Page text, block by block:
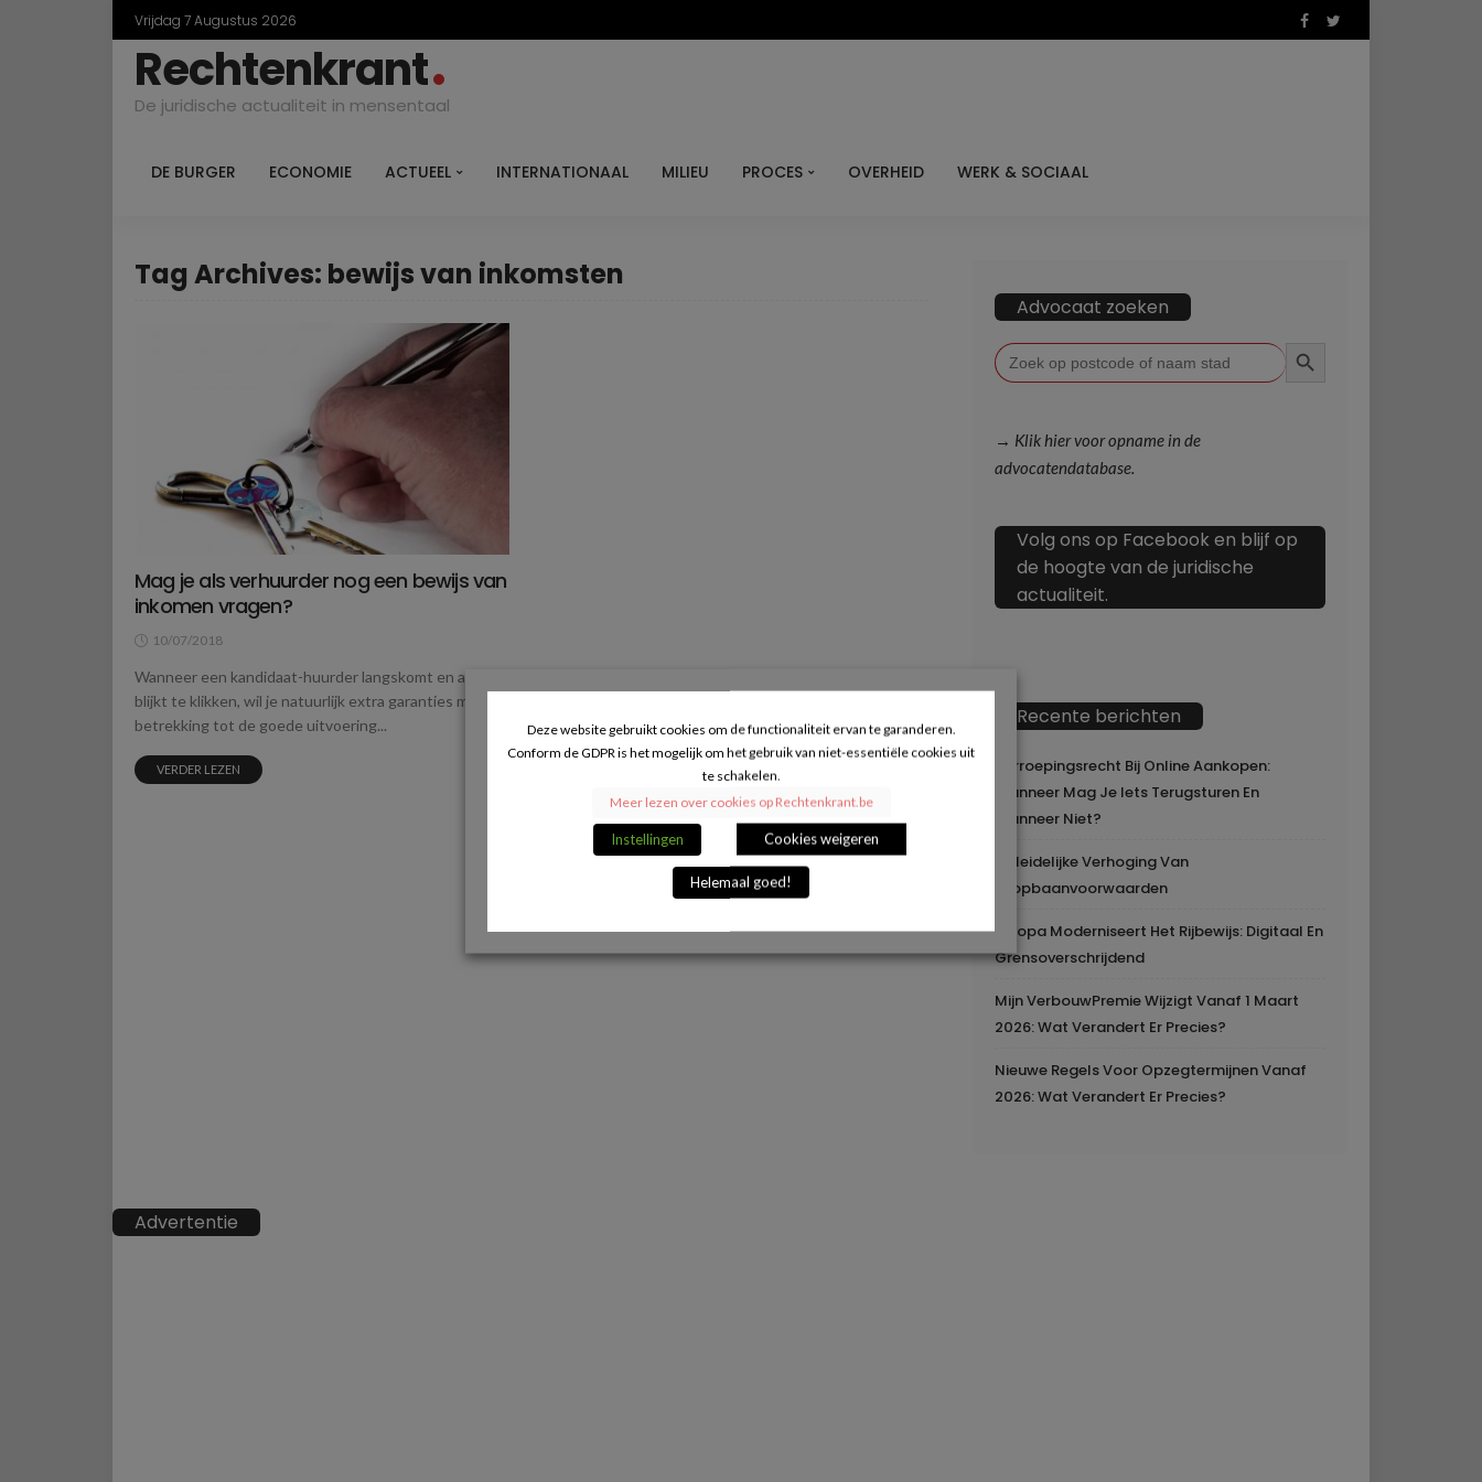
Vrijdag 7 Augustus 2026
Rechtenkrant
De juridische actualiteit in mensentaal
DE BURGER ECONOMIE ACTUEEL INTERNATIONAAL MILIEU PROCES OVERHEID WERK & SOCIAAL
Tag Archives: bewijs van inkomsten
Mag je als verhuurder nog een bewijs van
inkomen vragen?
10/07/2018
Wanneer een kandidaat-huurder langskomt en alles
blijkt te klikken, wil je natuurlijk extra garanties met
betrekking tot de goede uitvoering...
VERDER LEZEN
Advocaat zoeken
Zoek
naar:
→ Klik hier voor opname in de
advocatendatabase.
Volg ons op Facebook en blijf op
de hoogte van de juridische
actualiteit.
Recente berichten
Herroepingsrecht Bij Online Aankopen:
Wanneer Mag Je Iets Terugsturen En
Wanneer Niet?
Geleidelijke Verhoging Van
Loopbaanvoorwaarden
Europa Moderniseert Het Rijbewijs: Digitaal En
Grensoverschrijdend
Mijn VerbouwPremie Wijzigt Vanaf 1 Maart
2026: Wat Verandert Er Precies?
Nieuwe Regels Voor Opzegtermijnen Vanaf
2026: Wat Verandert Er Precies?
Advertentie
Deze website gebruikt cookies om de functionaliteit ervan te garanderen.
Conform de GDPR is het mogelijk om het gebruik van niet-essentiële cookies uit
te schakelen.
Meer lezen over cookies op Rechtenkrant.be
Instellingen Cookies weigeren
Helemaal goed!